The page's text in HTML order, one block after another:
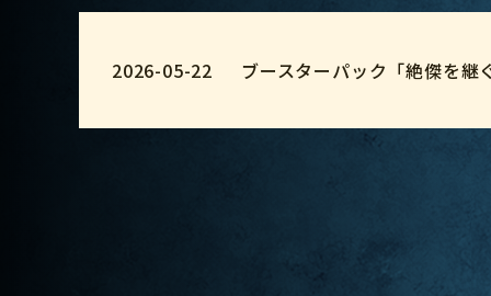
2026-05-22 ブースターパック「絶傑を継